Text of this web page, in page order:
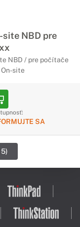
site NBD pre
NBD / pre počítače
site
SA
5)